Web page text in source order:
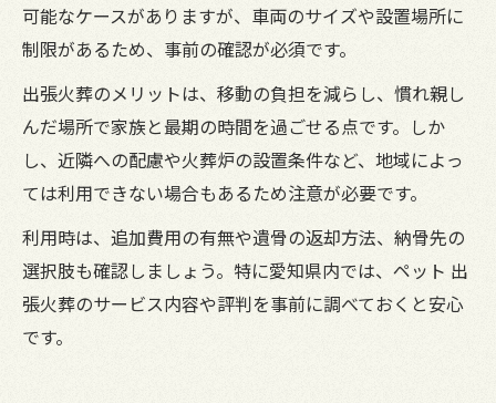
可能なケースがありますが、車両のサイズや設置場所に
制限があるため、事前の確認が必須です。
出張火葬のメリットは、移動の負担を減らし、慣れ親し
んだ場所で家族と最期の時間を過ごせる点です。しか
し、近隣への配慮や火葬炉の設置条件など、地域によっ
ては利用できない場合もあるため注意が必要です。
利用時は、追加費用の有無や遺骨の返却方法、納骨先の
選択肢も確認しましょう。特に愛知県内では、ペット 出
張火葬のサービス内容や評判を事前に調べておくと安心
です。